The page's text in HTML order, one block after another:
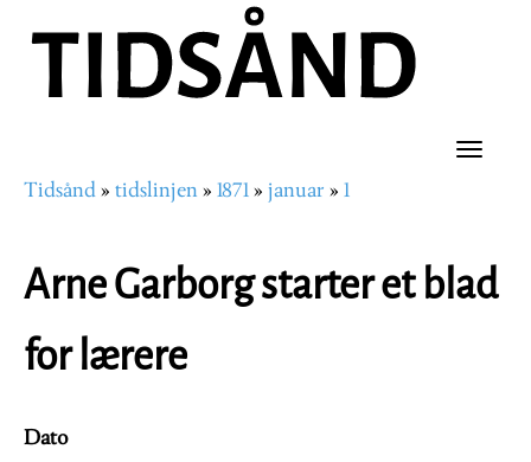
hovedinnhold
Toggle
Navigasjonssti
Tidsånd tidslinjen 1871 januar 1
Arne Garborg starter et blad
for lærere
Dato